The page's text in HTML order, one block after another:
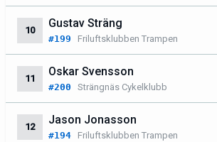
10
Gustav Sträng
#199 Friluftsklubben Trampen
11
Oskar Svensson
#200 Strängnäs Cykelklubb
12
Jason Jonasson
#194 Friluftsklubben Trampen